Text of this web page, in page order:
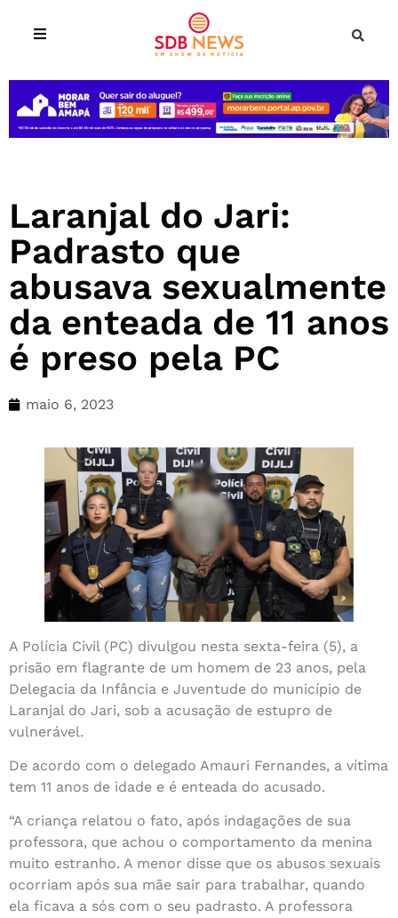
Laranjal do Jari:
Padrasto que
abusava sexualmente
da enteada de 11 anos
é preso pela PC
maio 6, 2023
A Polícia Civil (PC) divulgou nesta sexta-feira (5), a
prisão em flagrante de um homem de 23 anos, pela
Delegacia da Infância e Juventude do município de
Laranjal do Jari, sob a acusação de estupro de
vulnerável.
De acordo com o delegado Amauri Fernandes, a vítima
tem 11 anos de idade e é enteada do acusado.
“A criança relatou o fato, após indagações de sua
professora, que achou o comportamento da menina
muito estranho. A menor disse que os abusos sexuais
ocorriam após sua mãe sair para trabalhar, quando
ela ficava a sós com o seu padrasto. A professora